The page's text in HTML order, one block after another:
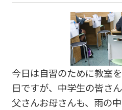
の準備！ 定期テスト対策
元を絞って学習！ 短期集
方法があります！ 興味の
にお問い合わせください
の授業が無料となるキャ
体験も随時受付していま
今日は自習のために教室
日ですが、中学生の皆さ
父さんお母さんも、雨の